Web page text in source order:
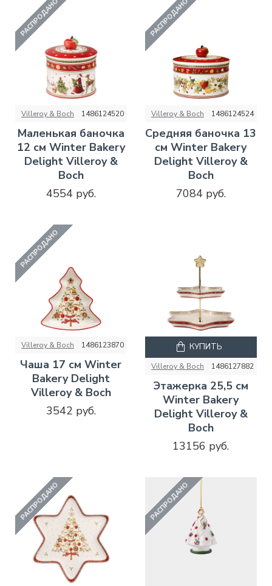
РАСПРОДАНО
Villeroy & Boch 1486124520
Маленькая баночка
12 см Winter Bakery
Delight Villeroy &
Boch
4554 руб.
РАСПРОДАНО
Villeroy & Boch 1486124524
Средняя баночка 13
см Winter Bakery
Delight Villeroy &
Boch
7084 руб.
РАСПРОДАНО
Villeroy & Boch 1486123870
Чаша 17 см Winter
Bakery Delight
Villeroy & Boch
3542 руб.
Villeroy & Boch 1486127882
Этажерка 25,5 см
Winter Bakery
Delight Villeroy &
Boch
13156 руб.
КУПИТЬ
РАСПРОДАНО РАСПРОДАНО